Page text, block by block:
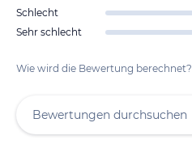
Schlecht
Sehr schlecht
Wie wird die Bewertung berechnet?